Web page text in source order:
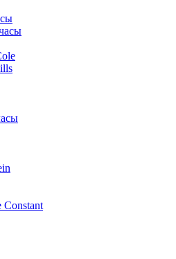
Constant